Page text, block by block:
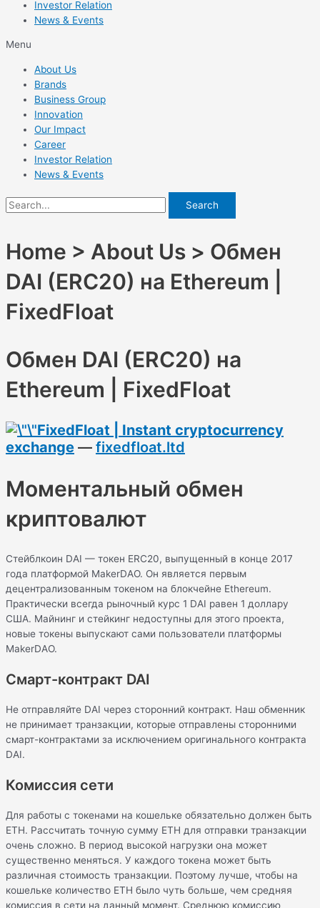
Investor Relation
News & Events
Menu
About Us
Brands
Business Group
Innovation
Our Impact
Career
Investor Relation
News & Events
Search
Home > About Us > Обмен
DAI (ERC20) на Ethereum |
FixedFloat
Обмен DAI (ERC20) на
Ethereum | FixedFloat
FixedFloat | Instant cryptocurrency
exchange — fixedfloat.ltd
Моментальный обмен
криптовалют
Стейблкоин DAI — токен ERC20, выпущенный в конце 2017
года платформой MakerDAO. Он является первым
децентрализованным токеном на блокчейне Ethereum.
Практически всегда рыночный курс 1 DAI равен 1 доллару
США. Майнинг и стейкинг недоступны для этого проекта,
новые токены выпускают сами пользователи платформы
MakerDAO.
Смарт-контракт DAI
Не отправляйте DAI через сторонний контракт. Наш обменник
не принимает транзакции, которые отправлены сторонними
смарт-контрактами за исключением оригинального контракта
DAI.
Комиссия сети
Для работы с токенами на кошельке обязательно должен быть
ETH. Рассчитать точную сумму ETH для отправки транзакции
очень сложно. В период высокой нагрузки она может
существенно меняться. У каждого токена может быть
различная стоимость транзакции. Поэтому лучше, чтобы на
кошельке количество ETH было чуть больше, чем средняя
комиссия в сети на данный момент. Среднюю комиссию